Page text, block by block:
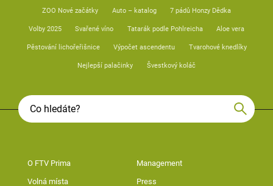
ZOO Nové začátky Auto – katalog 7 pádů Honzy Dědka
Volby 2025 Svařené víno Tatarák podle Pohlreicha Aloe vera
Pěstování lichořeřišnice Výpočet ascendentu Tvarohové knedlíky
Nejlepší palačinky Švestkový koláč
O FTV Prima Management
Volná místa Press